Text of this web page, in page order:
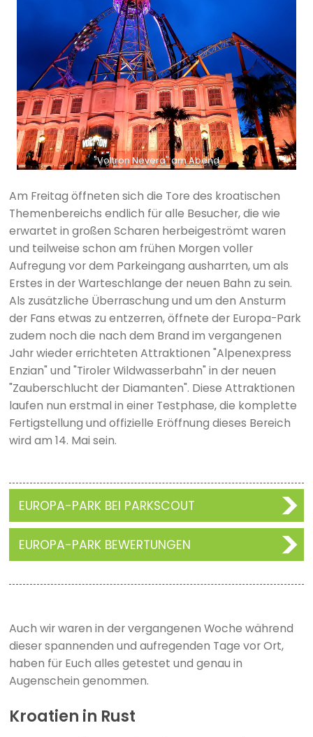
"Voltron Nevera" am Abend
Am Freitag öffneten sich die Tore des kroatischen
Themenbereichs endlich für alle Besucher, die wie
erwartet in großen Scharen herbeigeströmt waren
und teilweise schon am frühen Morgen voller
Aufregung vor dem Parkeingang ausharrten, um als
Erstes in der Warteschlange der neuen Bahn zu sein.
Als zusätzliche Überraschung und um den Ansturm
der Fans etwas zu entzerren, öffnete der Europa-Park
zudem noch die nach dem Brand im vergangenen
Jahr wieder errichteten Attraktionen "Alpenexpress
Enzian" und "Tiroler Wildwasserbahn" in der neuen
"Zauberschlucht der Diamanten". Diese Attraktionen
laufen nun erstmal in einer Testphase, die komplette
Fertigstellung und offizielle Eröffnung dieses Bereich
wird am 14. Mai sein.
EUROPA-PARK BEI PARKSCOUT
EUROPA-PARK BEWERTUNGEN
Auch wir waren in der vergangenen Woche während
dieser spannenden und aufregenden Tage vor Ort,
haben für Euch alles getestet und genau in
Augenschein genommen.
Kroatien in Rust